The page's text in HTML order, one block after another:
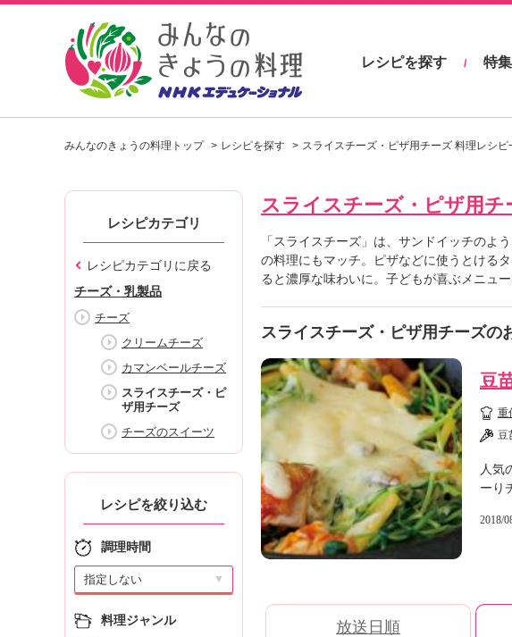
し
シ
を
見
つ
う
N
H
K
ュ
ケ
ー
シ
ョ
ナ
レシピを探す / 特集
みんなのきょうの料理トップ レシピを探す スライスチーズ・ピザ用チーズ 料理レシピ
レシピカテゴリ
レシピカテゴリに戻る
チーズ・乳製品
チーズ
クリームチーズ
カマンベールチーズ
スライスチーズ・ピ
ザ用チーズ
チーズのスイーツ
レシピを絞り込む
調理時間
▼
料理ジャンル
スライスチーズ・ピザ用チ
「スライスチーズ」は、サンドイッチのよ
の料理にもマッチ。ピザなどに使うとける
ると濃厚な味わいに。子どもが喜ぶメニュー
スライスチーズ・ピザ用チーズの
豆
重
豆
人気
ーり
2018/
放送日順